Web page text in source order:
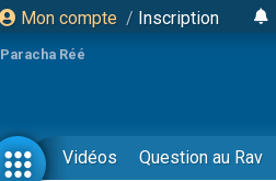
Mon compte / Inscription
Paracha Réé
Vidéos Question au Rav